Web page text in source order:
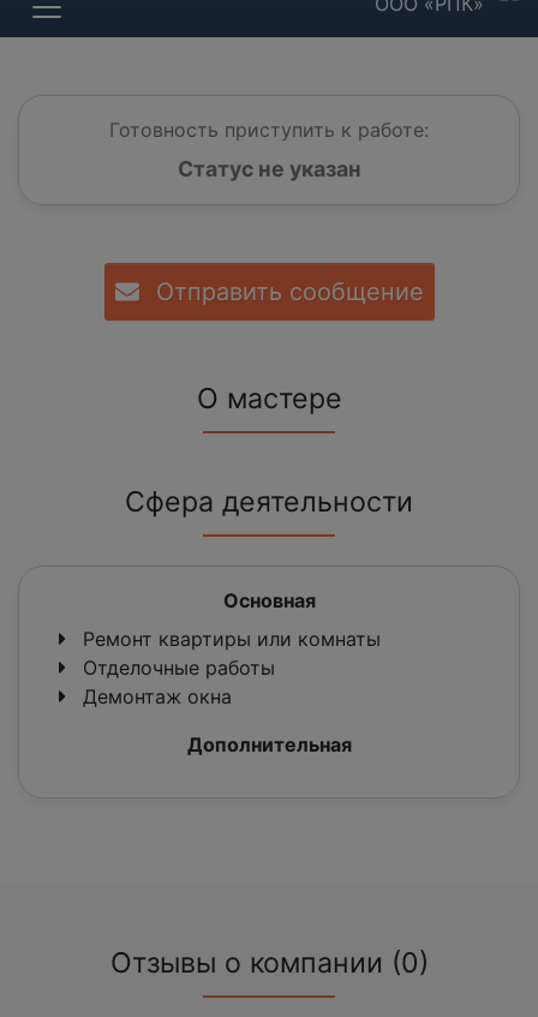
Готовность приступить к работе:
Статус не указан
Отправить сообщение
О мастере
Сфера деятельности
Основная
Ремонт квартиры или комнаты
Отделочные работы
Демонтаж окна
Дополнительная
Отзывы о компании (0)